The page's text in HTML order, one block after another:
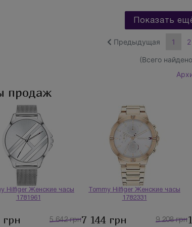
Показать
Предыдущая 1 2
(Всего
продаж
Hilfiger Женские часы
1781961
грн 5 642 грн
Tommy Hilfiger Женские часы
1782331
7 144 грн 9 208 грн